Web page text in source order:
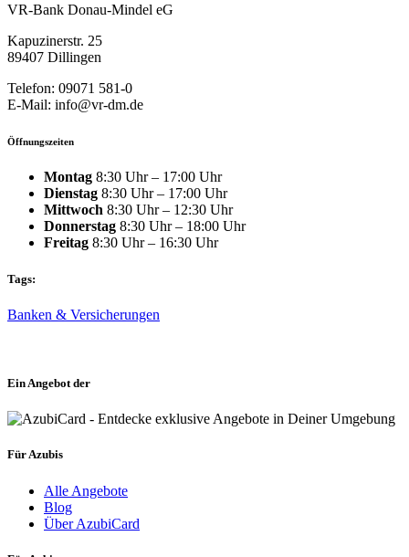
VR-Bank Donau-Mindel eG
Kapuzinerstr. 25
89407 Dillingen
Telefon: 09071 581-0
E-Mail: info@vr-dm.de
Öffnungszeiten
Montag 8:30 Uhr – 17:00 Uhr
Dienstag 8:30 Uhr – 17:00 Uhr
Mittwoch 8:30 Uhr – 12:30 Uhr
Donnerstag 8:30 Uhr – 18:00 Uhr
Freitag 8:30 Uhr – 16:30 Uhr
Tags:
Banken & Versicherungen
Ein Angebot der
Für Azubis
Alle Angebote
Blog
Über AzubiCard